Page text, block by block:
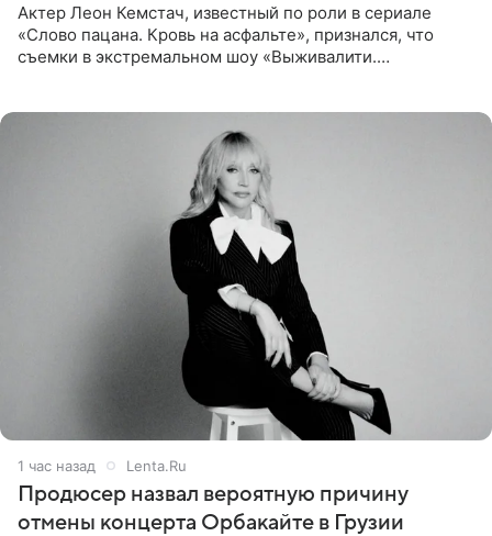
Актер Леон Кемстач, известный по роли в сериале
«Слово пацана. Кровь на асфальте», признался, что
съемки в экстремальном шоу «Выживалити.
1 час назад Lenta.Ru
Продюсер назвал вероятную причину
отмены концерта Орбакайте в Грузии